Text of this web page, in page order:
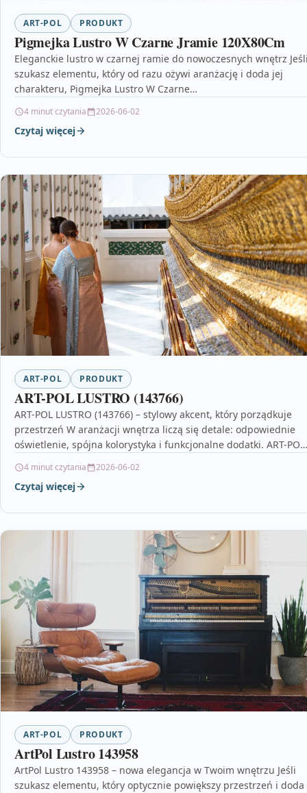
ART-POL PRODUKT
Pigmejka Lustro W Czarne Jramie 120X80Cm
Eleganckie lustro w czarnej ramie do nowoczesnych wnętrz
szukasz elementu, który od razu ożywi aranżację i doda jej
charakteru, Pigmejka Lustro W Czarne…
4 minut czytania 2026-06-02
Czytaj więcej
ART-POL PRODUKT
ART-POL LUSTRO (143766)
ART-POL LUSTRO (143766) – stylowy akcent, który porządkuje
przestrzeń W aranżacji wnętrza liczą się detale: odpowiednie
oświetlenie, spójna kolorystyka i funkcjonalne dodatki. ART-POL
4 minut czytania 2026-06-02
Czytaj więcej
ART-POL PRODUKT
ArtPol Lustro 143958
ArtPol Lustro 143958 – nowa elegancja w Twoim wnętrzu Jeśli
szukasz elementu, który optycznie powiększy przestrzeń i doda